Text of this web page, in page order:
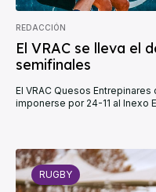
REDACCIÓN
El VRAC se lleva el
semifinales
El VRAC Quesos
imponerse por 24-11 al Inexo
RUGBY